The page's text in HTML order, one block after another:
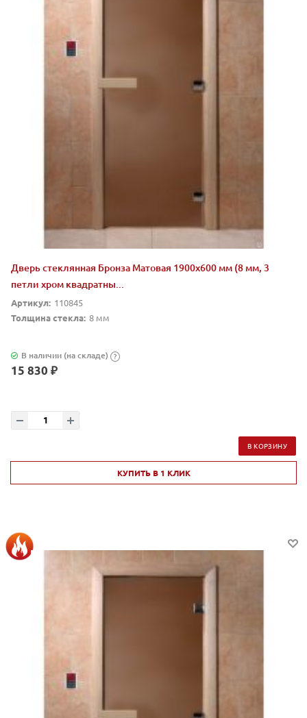
Дверь стеклянная Бронза Матовая 1900х600 мм (8 мм, 3
петли хром квадратны...
Артикул: 110845
Толщина стекла: 8 мм
В наличии (на складе) ?
15 830 ₽
В КОРЗИНУ
КУПИТЬ В 1 КЛИК